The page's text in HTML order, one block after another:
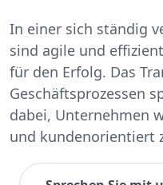
In einer sich ständig
sind agile und
für den Erfolg. Das
Geschäftsprozessen
dabei, Unternehmen
und kundenorientiert